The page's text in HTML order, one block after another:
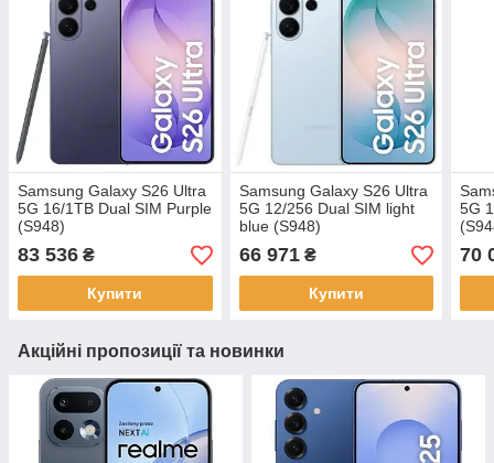
Samsung Galaxy S26 Ultra
5G 16/1TB Dual SIM Purple
(S948)
83 536 ₴
Купити
Samsung Galaxy S26 Ultra
5G 12/256 Dual SIM light
blue (S948)
66 971₴
Купити
5G
70
Акційні пропозиції та новинки